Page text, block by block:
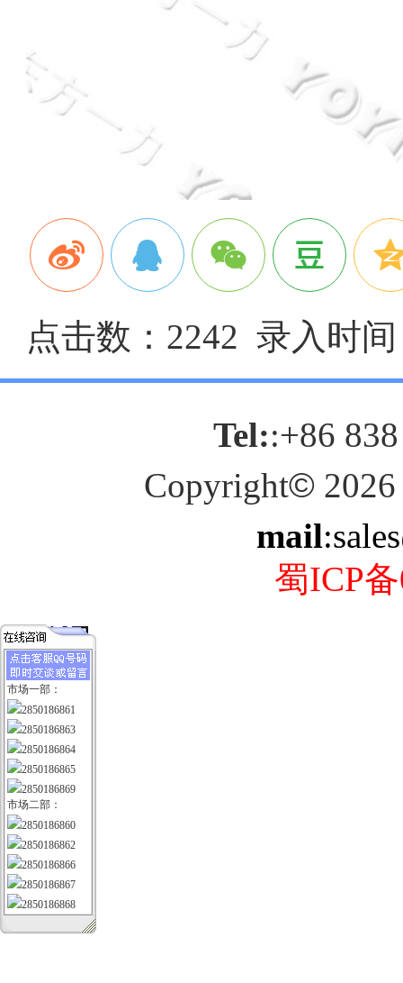
点击数：2242 录入时
Tel::+86
Copyright© 2026
mail
蜀ICP
市场一部：
2850186861
2850186863
2850186864
2850186865
2850186869
市场二部：
2850186860
2850186862
2850186866
2850186867
2850186868